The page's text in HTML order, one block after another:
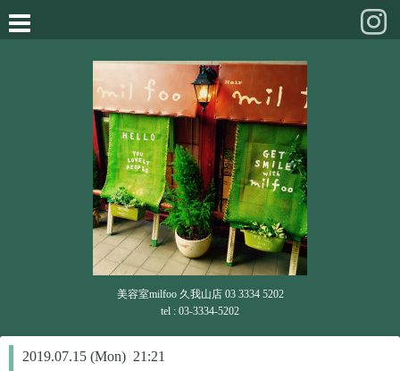
美容室milfoo 久我山店 03 3334 5202
tel : 03-3334-5202
2019.07.15 (Mon) 21:21